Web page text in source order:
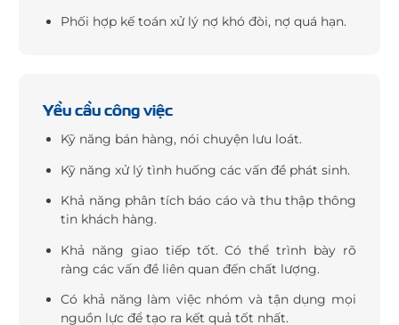
Phối hợp kế toán xử lý nợ khó đòi, nợ quá hạn.
Yều cầu công việc
Kỹ năng bán hàng, nói chuyện lưu loát.
Kỹ năng xử lý tình huống các vấn đề phát sinh.
Khả năng phân tích báo cáo và thu thập thông
tin khách hàng.
Khả năng giao tiếp tốt. Có thể trình bày rõ
ràng các vấn đề liên quan đến chất lượng.
Có khả năng làm việc nhóm và tận dụng mọi
nguồn lực để tạo ra kết quả tốt nhất.